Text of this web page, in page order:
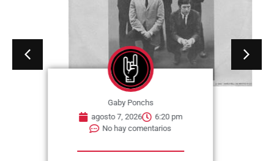
Gaby Ponchs
agosto 7, 2026
6:20 pm
No hay comentarios